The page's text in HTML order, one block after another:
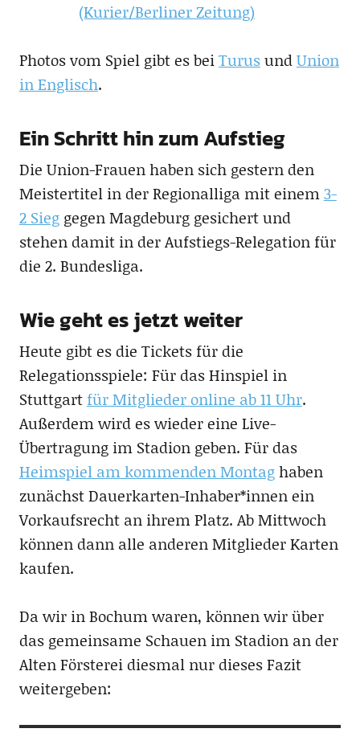
(Kurier/Berliner Zeitung)
Photos vom Spiel gibt es beiTurusundUnion
in Englisch.
Ein Schritt hin zum Aufstieg
Die Union-Frauen haben sich gestern den
Meistertitel in der Regionalliga mit einem3-
2 Sieggegen Magdeburg gesichert und
stehen damit in der Aufstiegs-Relegation für
die 2. Bundesliga.
Wie geht es jetzt weiter
Heute gibt es die Tickets für die
Relegationsspiele: Für das Hinspiel in
Stuttgart für Mitglieder online ab 11 Uhr.
Außerdem wird es wieder eine Live-
Übertragung im Stadion geben. Für das
Heimspiel am kommenden Montaghaben
zunächst Dauerkarten-Inhaber*innen ein
Vorkaufsrecht an ihrem Platz. Ab Mittwoch
können dann alle anderen Mitglieder Karten
kaufen.
Da wir in Bochum waren, können wir über
das gemeinsame Schauen im Stadion an der
Alten Försterei diesmal nur dieses Fazit
weitergeben: